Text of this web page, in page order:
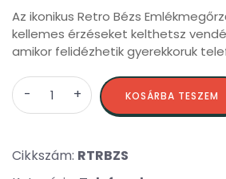
Az ikonikus Retro Bézs
kellemes érzéseket kelthetsz
amikor felidézhetik gyerekkoruk
KOSÁRBA TESZEM
Cikkszám: RTRBZS